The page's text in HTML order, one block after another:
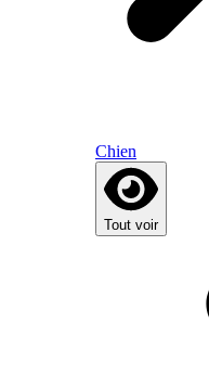
Chien
Tout voir